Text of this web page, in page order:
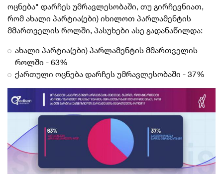
ოცნება" დარჩეს უმრავლესობაში, თუ გირჩევნიათ,
რომ ახალი პარტია(ები) იხილოთ პარლამენტის
მმართველის როლში, პასუხები ასე გადანაწილდა:
ახალი პარტია(ები) პარლამენტის მმართველის
როლში - 63%
ქართული ოცნება დარჩეს უმრავლესობაში - 37%